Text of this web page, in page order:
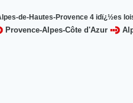
de-Hautes-Provence 4 idï¿½es
Provence-Alpes-Côte d'Azur